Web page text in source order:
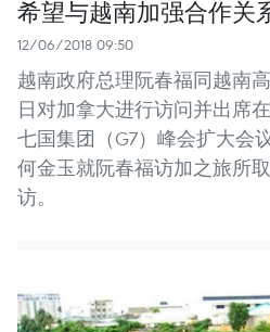
希望与越南加强合作关
12/06/2018 09:50
越南政府总理阮春福同越南
日对加拿大进行访问并出席
七国集团（G7）峰会扩大会
何金玉就阮春福访加之旅所
访。